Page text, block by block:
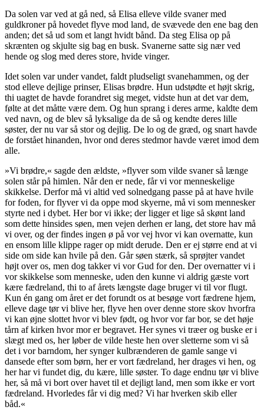
Da solen var ved at gå ned, så Elisa elleve vilde svaner med
guldkroner på hovedet flyve mod land, de svævede den ene bag den
anden; det så ud som et langt hvidt bånd. Da steg Elisa op på
skrænten og skjulte sig bag en busk. Svanerne satte sig nær ved
hende og slog med deres store, hvide vinger.
Idet solen var under vandet, faldt pludseligt svanehammen, og der
stod elleve dejlige prinser, Elisas brødre. Hun udstødte et højt skrig,
thi uagtet de havde forandret sig meget, vidste hun at det var dem,
følte at det måtte være dem. Og hun sprang i deres arme, kaldte dem
ved navn, og de blev så lyksalige da de så og kendte deres lille
søster, der nu var så stor og dejlig. De lo og de græd, og snart havde
de forstået hinanden, hvor ond deres stedmor havde været imod dem
alle.
»Vi brødre,« sagde den ældste, »flyver som vilde svaner så længe
solen står på himlen. Når den er nede, får vi vor menneskelige
skikkelse. Derfor må vi altid ved solnedgang passe på at have hvile
for foden, for flyver vi da oppe mod skyerne, må vi som mennesker
styrte ned i dybet. Her bor vi ikke; der ligger et lige så skønt land
som dette hinsides søen, men vejen derhen er lang, det store hav må
vi over, og der findes ingen ø på vor vej hvor vi kan overnatte, kun
en ensom lille klippe rager op midt derude. Den er ej større end at vi
side om side kan hvile på den. Går søen stærk, så sprøjter vandet
højt over os, men dog takker vi vor Gud for den. Der overnatter vi i
vor skikkelse som menneske, uden den kunne vi aldrig gæste vort
kære fædreland, thi to af årets længste dage bruger vi til vor flugt.
Kun én gang om året er det forundt os at besøge vort fædrene hjem,
elleve dage tør vi blive her, flyve hen over denne store skov hvorfra
vi kan øjne slottet hvor vi blev født, og hvor vor far bor, se det høje
tårn af kirken hvor mor er begravet. Her synes vi træer og buske er i
slægt med os, her løber de vilde heste hen over sletterne som vi så
det i vor barndom, her syngerkulbrænderen de gamle sange vi
dansede efter som børn, her er vort fædreland, her drages vi hen, og
her har vi fundet dig, du kære, lille søster. To dage endnu tørvi blive
her, så må vi bort over havet til et dejligt land, men som ikke er vort
fædreland. Hvorledes får vi dig med? Vi har hverken skib eller
båd.«